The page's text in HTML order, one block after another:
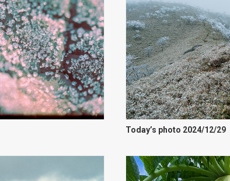
Today’s photo 2024/12/29